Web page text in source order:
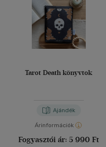
Tarot Death könyvtok
Ajándék
Árinformációk
Fogyasztói ár: 5 990 Ft